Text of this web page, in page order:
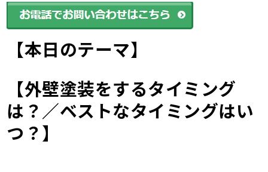
【本日のテーマ】
【外壁塗装をするタイミング
は？／ベストなタイミングはい
つ？】